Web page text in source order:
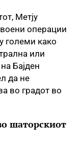
Метју
операции
големи како
или
Бајден
да не
во градот во
шаторскиот